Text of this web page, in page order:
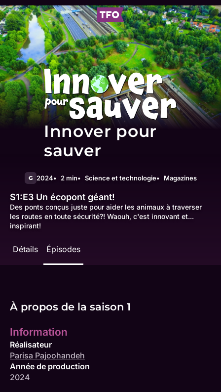
Innover pour
sauver
G 2024 2 min Science et technologie Magazines
S1:E3 Un écopont géant!
Des ponts conçus juste pour aider les animaux à traverser
les routes en toute sécurité?! Waouh, c'est innovant et...
inspirant!
Détails Épisodes
À propos de la saison 1
Information
Réalisateur
Parisa Pajoohandeh
Année de production
2024